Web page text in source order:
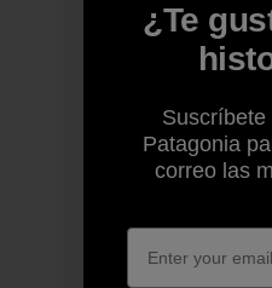
¿Te
Patagonia
correo las